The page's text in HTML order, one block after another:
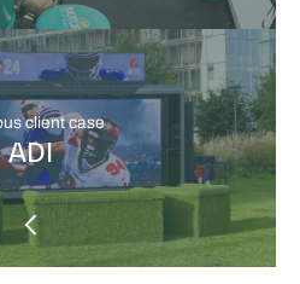
client case
ADI